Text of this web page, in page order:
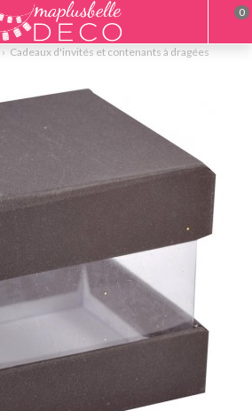
Cadeaux d'invités et contenants à dragées
0